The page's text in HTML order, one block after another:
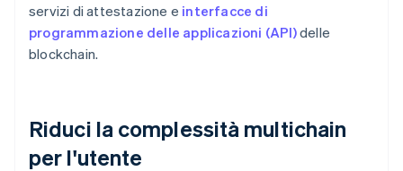
servizi di attestazione e interfacce di
programmazione delle applicazioni (API)delle
blockchain.
Riduci la complessità multichain
per l'utente